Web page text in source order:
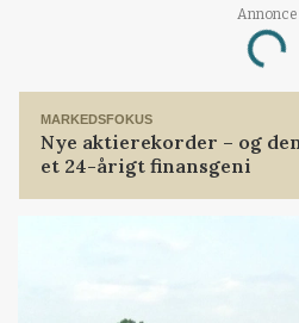
Annonce
MARKEDSFOKUS
Nye aktierekorder – og
et 24-årigt finansgeni